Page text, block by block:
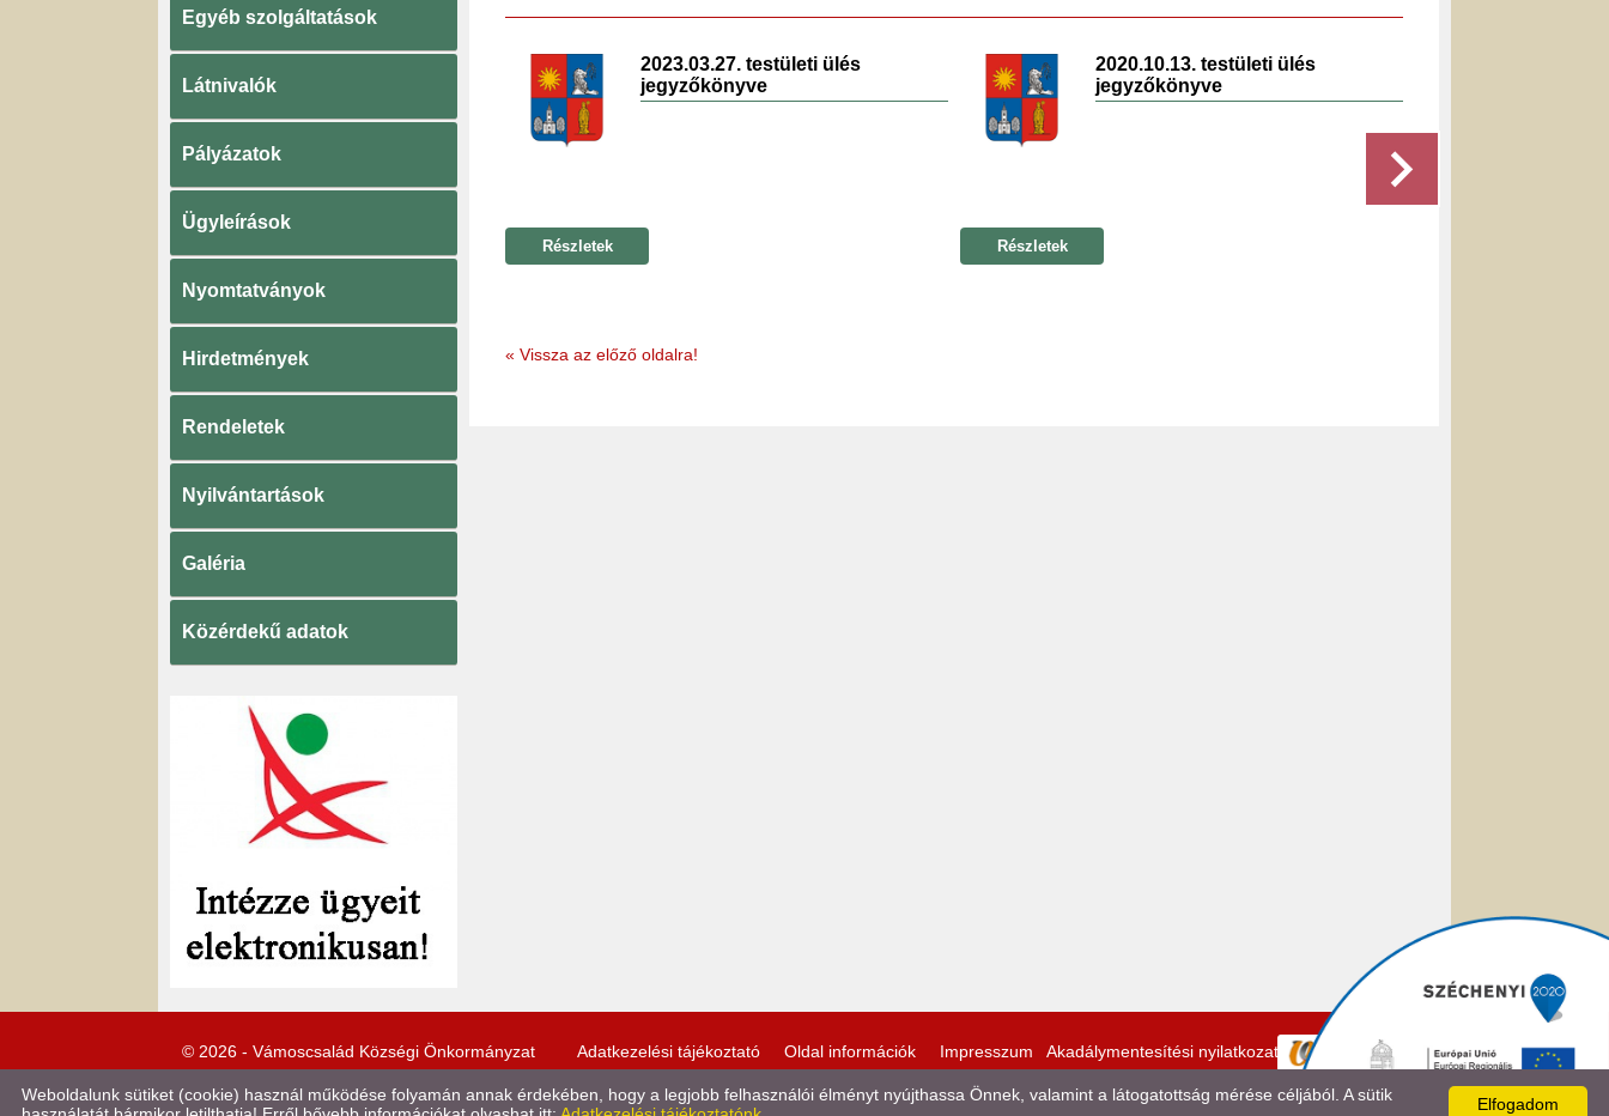
Egyéb szolgáltatások
Látnivalók
Pályázatok
Ügyleírások
Nyomtatványok
Hirdetmények
Rendeletek
Nyilvántartások
Galéria
Közérdekű adatok
2023.03.27. testületi ülés
jegyzőkönyve
Részletek
2020.10.13. testületi ülés
jegyzőkönyve
Részletek
« Vissza az előző oldalra!
© 2026 - Vámoscsalád Községi Önkormányzat Adatkezelési tájékoztató Oldal információk Impresszum Akadálymentesítési nyilatkozat
Elfogadom
Weboldalunk sütiket (cookie) használ működése folyamán annak érdekében, hogy a legjobb felhasználói élményt nyújthassa Önnek, valamint a látogatottság mérése céljából. A sütik